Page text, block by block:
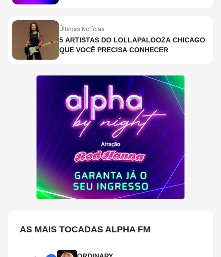
Últimas Notícias
5 ARTISTAS DO LOLLAPALOOZA CHICAGO
QUE VOCÊ PRECISA CONHECER
AS MAIS TOCADAS ALPHA FM